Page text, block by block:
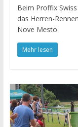
Beim Proffix
das Herren-
Nove Mesto
Mehr lesen